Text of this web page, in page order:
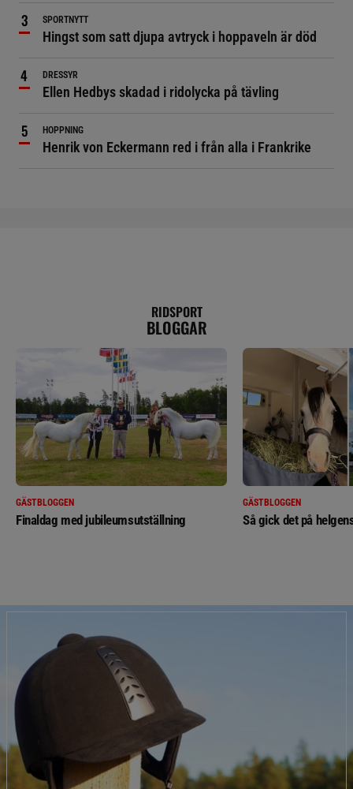
SPORTNYTT
Hingst som satt djupa avtryck i hoppaveln är död
DRESSYR
Ellen Hedbys skadad i ridolycka på tävling
HOPPNING
Henrik von Eckermann red i från alla i Frankrike
RIDSPORT
BLOGGAR
GÄSTBLOGGEN
Finaldag med jubileumsutställning
GÄSTBLOGGEN
Så gick det på